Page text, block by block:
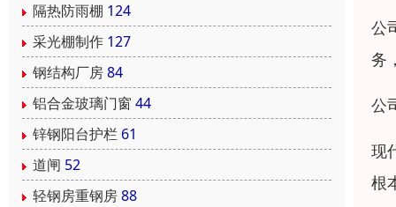
隔热防雨棚 124
采光棚制作 127
钢结构厂房84
铝合金玻璃门窗 44
锌钢阳台护栏 61
道闸 52
轻钢房重钢房88
公
务
公
现
根